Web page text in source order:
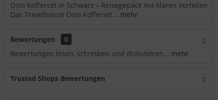
Oslo Kofferset in Schwarz – Reisegepäck mit klaren Vorteilen
Das Travelhouse Oslo Kofferset... mehr
Bewertungen
0
Bewertungen lesen, schreiben und diskutieren... mehr
Trusted Shops Bewertungen